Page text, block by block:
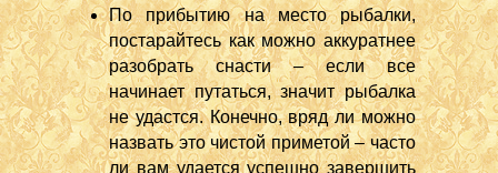
По прибытию на место рыбалки,
постарайтесь как можно аккуратнее
разобрать снасти – если все
начинает путаться, значит рыбалка
не удастся. Конечно, вряд ли можно
назвать это чистой приметой – часто
ли вам удается успешно завершить